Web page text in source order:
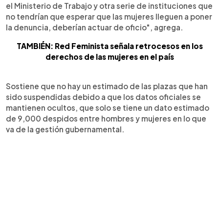
el Ministerio de Trabajo y otra serie de instituciones que
no tendrían que esperar que las mujeres lleguen a poner
la denuncia, deberían actuar de oficio", agrega.
TAMBIÉN: Red Feminista señala retrocesos en los
derechos de las mujeres en el país
Sostiene que no hay un estimado de las plazas que han
sido suspendidas debido a que los datos oficiales se
mantienen ocultos, que solo se tiene un dato estimado
de 9,000 despidos entre hombres y mujeres en lo que
va de la gestión gubernamental.